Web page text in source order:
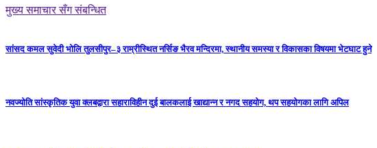
मुख्य समाचार सँग संबन्धित
सांसद कमल सुवेदी भोलि तुलसीपुर–३ राम्रीस्थित नर्सिङ भैरव मन्दिरमा, स्थानीय समस्या र विकासका विषयमा भेटघाट हुने
नवज्योति सांस्कृतिक युवा क्लबद्वारा सहाराविहीन दुई बालकलाई खाद्यान्न र नगद सहयोग, थप सहयोगका लागि अपिल